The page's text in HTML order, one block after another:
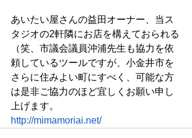
あいたい屋さんの益田オーナー、当ス
タジオの2軒隣にお店を構えておられる
（笑、市議会議員沖浦先生も協力を依
頼しているツールですが、小金井市を
さらに住みよい町にすべく、可能な方
は是非ご協力のほど宜しくお願い申し
上げます。
http://mimamoriai.net/